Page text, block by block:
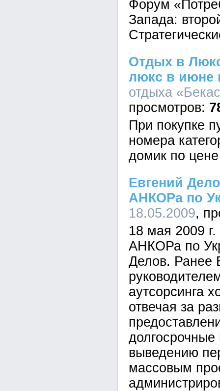
Форум
Запада:
Отдых в
люкс в июне
отдыха
При покупке
номера
домик по
Евгений
АНКОРа по
18.05.2009
18 мая 2009
АНКОРа по
Делов. Ранее
аутсорсинга
отвечая за
долгосрочные
выведению
массовым